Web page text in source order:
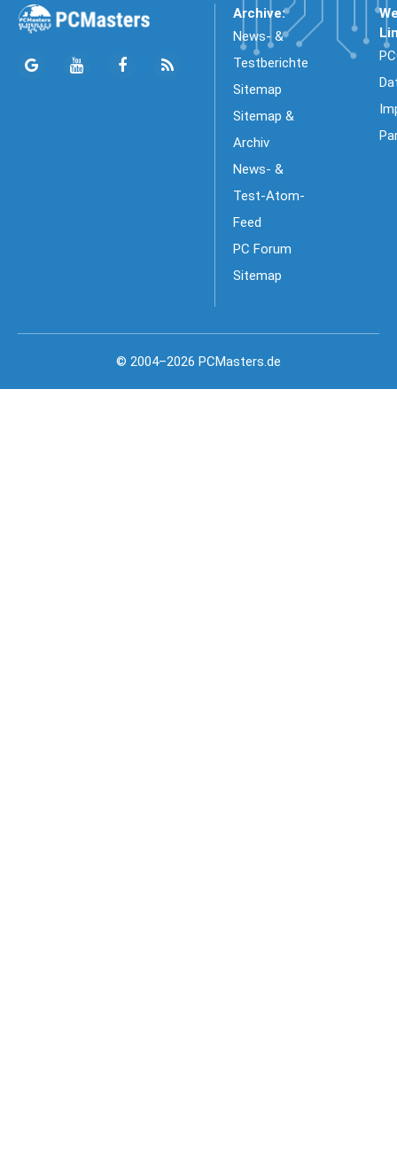
Archive:
News- &
Testberichte
Sitemap
Sitemap &
Archiv
News- &
Test-Atom-
Feed
PC Forum
Sitemap
© 2004–2026 PCMasters.de